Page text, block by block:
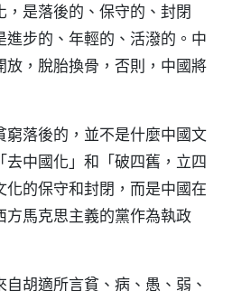
，是落後的、保守的、封閉
步的、年輕的、活潑的。中
放，脫胎換骨，否則，中國將
落後的，並不是什麼中國文
中國化」和「破四舊，立四
的保守和封閉，而是中國在
馬克思主義的黨作為執政
胡適所言貧、病、愚、弱、